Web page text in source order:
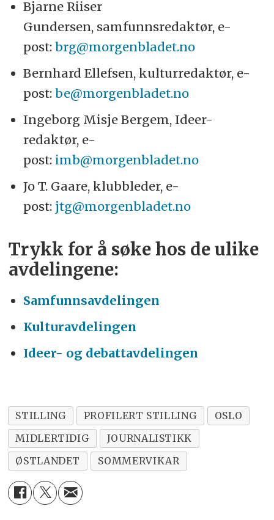
Bjarne Riiser
Gundersen, samfunnsredaktør, e-
post: brg@morgenbladet.no
Bernhard Ellefsen, kulturredaktør, e-
post: be@morgenbladet.no
Ingeborg Misje Bergem, Ideer-
redaktør, e-
post: imb@morgenbladet.no
Jo T. Gaare, klubbleder, e-
post: jtg@morgenbladet.no
Trykk for å søke hos de ulike
avdelingene:
Samfunnsavdelingen
Kulturavdelingen
Ideer- og debattavdelingen
STILLING PROFILERT STILLING
OSLO
MIDLERTIDIG
JOURNALISTIKK
ØSTLANDET
SOMMERVIKAR